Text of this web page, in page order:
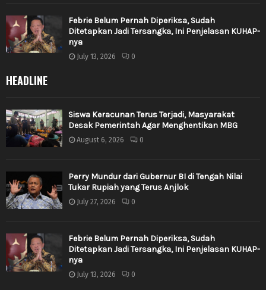
Febrie Belum Pernah Diperiksa, Sudah
Ditetapkan Jadi Tersangka, Ini Penjelasan KUHAP-
nya
July 13, 2026 0
HEADLINE
Siswa Keracunan Terus Terjadi, Masyarakat
Desak Pemerintah Agar Menghentikan MBG
August 6, 2026 0
Perry Mundur dari Gubernur BI di Tengah Nilai
Tukar Rupiah yang Terus Anjlok
July 27, 2026 0
Febrie Belum Pernah Diperiksa, Sudah
Ditetapkan Jadi Tersangka, Ini Penjelasan KUHAP-
nya
July 13, 2026 0